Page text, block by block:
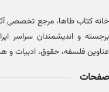
برجسته و اندیشمندان سراسر
عناوین فلسفه، حقوق، ادبیات و
صفحات